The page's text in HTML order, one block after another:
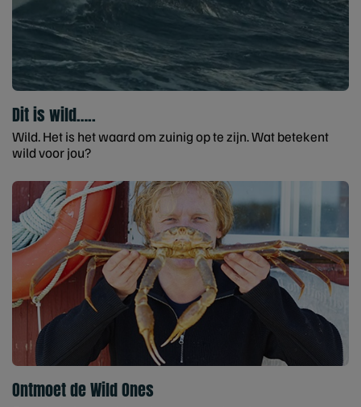
Dit is wild…..
Wild. Het is het waard om zuinig op te zijn. Wat betekent
wild voor jou?
Ontmoet de Wild Ones